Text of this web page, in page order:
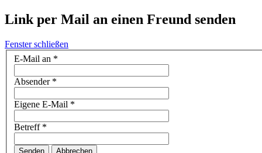
Link per Mail an einen Freund senden
Fenster schließen
E-Mail an *
Absender*
Eigene E-Mail *
Betreff*
Senden Abbrechen